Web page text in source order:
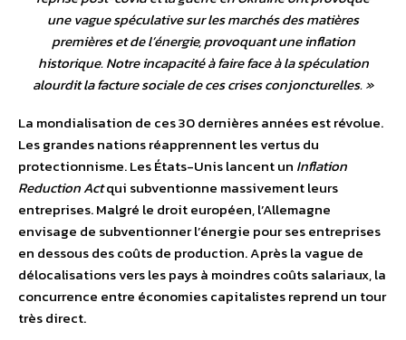
une vague spéculative sur les marchés des matières
premières et de l’énergie, provoquant une inflation
historique. Notre incapacité à faire face à la spéculation
alourdit la facture sociale de ces crises conjoncturelles. »
La mondialisation de ces 30 dernières années est révolue.
Les grandes nations réapprennent les vertus du
protectionnisme. Les États-Unis lancent un Inflation
Reduction Actqui subventionne massivement leurs
entreprises. Malgré le droit européen, l’Allemagne
envisage de subventionner l’énergie pour ses entreprises
en dessous des coûts de production. Après la vague de
délocalisations vers les pays à moindres coûts salariaux, la
concurrence entre économies capitalistes reprend un tour
très direct.